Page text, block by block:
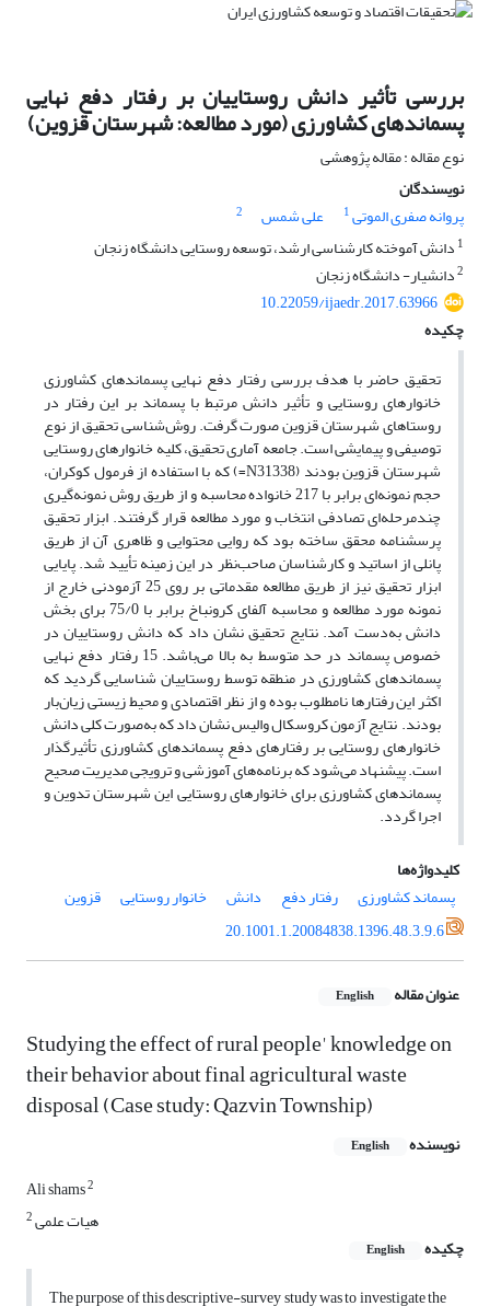
بررسی تأثیر دانش روستاییان بر رفتار دفع نهایی
پسماندهای کشاورزی (مورد مطالعه: شهرستان قزوین)
نوع مقاله : مقاله پژوهشی
نویسندگان
پروانه صفری الموتی1 علی شمس
2
1 دانش آموخته کارشناسی ارشد، توسعه روستایی دانشگاه زنجان
2دانشیار- دانشگاه زنجان
10.22059/ijaedr.2017.63966
چکیده
تحقیق حاضر با هدف بررسی رفتار دفع نهایی پسماندهای کشاورزی
خانوارهای روستایی و تأثیر دانش مرتبط با پسماند بر این رفتار در
روستاهای شهرستان قزوین صورت گرفت. روش‌شناسی تحقیق از نوع
توصیفی و پیمایشی است. جامعه آماری تحقیق، کلیه خانوارهای روستایی
شهرستان قزوین بودند (31338 N= ) که با استفاده از فرمول کوکران،
حجم نمونهای برابر با 217 خانواده محاسبه و از طریق روش نمونه گیری
چندمرحله‌ای تصادفی انتخاب و مورد مطالعه قرار گرفتند. ابزار تحقیق
پرسشنامه محقق ساخته بود که روایی محتوایی و ظاهری آن از طریق
پانلی از اساتید و کارشناسان صاحبنظر در این زمینه تأیید شد. پایایی
ابزار تحقیق نیز از طریق مطالعه مقدماتی بر روی 25 آزمودنی خارج از
نمونه مورد مطالعه و محاسبه آلفای کرونباخ برابر با 75/0 برای بخش
دانش به‌دست آمد. نتایج تحقیق نشان داد که دانش روستاییان در
خصوص پسماند در حد متوسط به بالا می‌باشد. 15 رفتار دفع نهایی
پسماندهای کشاورزی در منطقه توسط روستاییان شناسایی گردید که
اکثر این رفتارهانامطلوب بوده و از نظر اقتصادی و محیط زیستی زیان‌بار
بودند.نتایج آزمونکروسکال والیس نشان داد که به‌صورت کلی دانش
خانوارهای روستایی بر رفتارهای دفع پسماندهای کشاورزی تأثیرگذار
است. پیشنهاد می‌شود که برنامه‌های آموزشی و ترویجی مدیریت صحیح
پسماندهای کشاورزی برای خانوارهای روستایی این شهرستان تدوین و
اجرا گردد.
کلیدواژه‌ها
پسماند کشاورزی
رفتار دفع دانش خانوار روستایی
قزوین
20.1001.1.20084838.1396.48.3.9.6
عنوان مقاله English
Studying the effect of rural people' knowledge on
their behavior about final agricultural waste
disposal (Case study: Qazvin Township)
نویسنده English
Ali shams2
2هیات علمی
چکیده
English
The purpose of this descriptive-survey study was to investigate the